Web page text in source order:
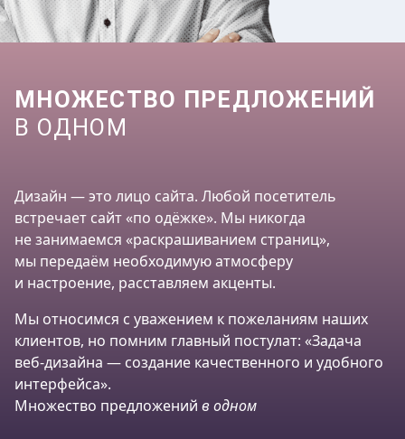
МНОЖЕСТВО ПРЕДЛОЖЕНИЙ
В ОДНОМ
Дизайн — это лицо сайта. Любой посетитель
встречает сайт «по одёжке». Мы никогда
не занимаемся «раскрашиванием страниц»,
мы передаём необходимую атмосферу
и настроение, расставляем акценты.
Мы относимся с уважением к пожеланиям наших
клиентов, но помним главный постулат: «Задача
веб-дизайна — создание качественного и удобного
интерфейса».
Множество предложений в одном